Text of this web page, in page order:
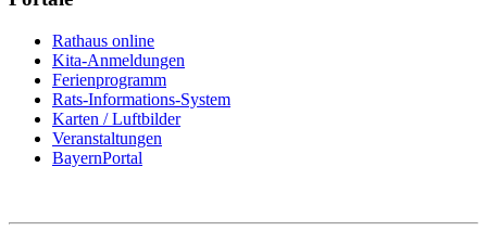
Rathaus online
Kita-Anmeldungen
Ferienprogramm
Rats-Informations-System
Karten / Luftbilder
Veranstaltungen
BayernPortal